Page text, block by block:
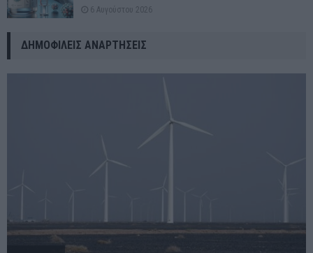
6 Αυγούστου 2026
ΔΗΜΟΦΙΛΕΊΣ ΑΝΑΡΤΉΣΕΙΣ